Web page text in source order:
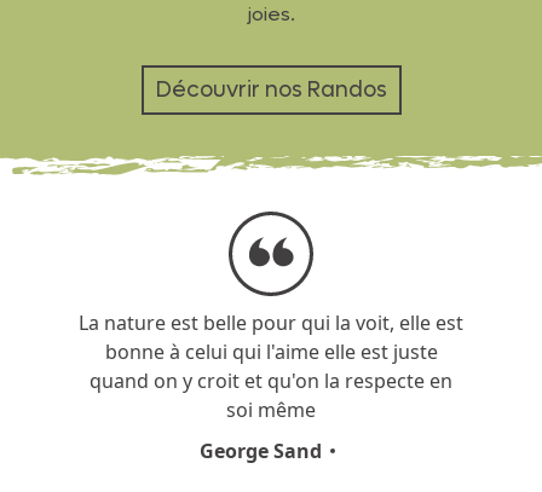
joies.
Découvrir nos Randos
La nature est belle pour qui la voit, elle est
bonne à celui qui l'aime elle est juste
quand on y croit et qu'on la respecte en
soi même
George Sand